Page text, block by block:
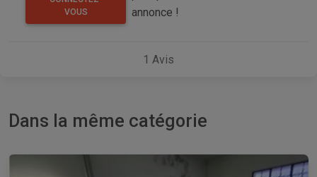
VOUS
annonce !
1 Avis
Dans la même catégorie